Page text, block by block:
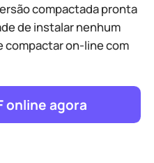
compactada pronta
de instalar nenhum
compactar on-line com
online agora